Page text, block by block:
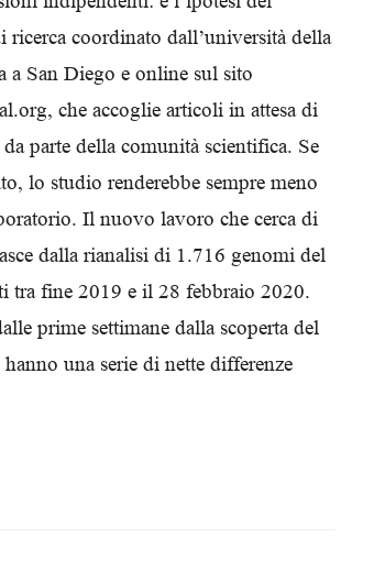
ricerca coordinato dall’università della
a San Diego e online sul sito
che accoglie articoli in attesa di
parte della comunità scientifica. Se
lo studio renderebbe sempre meno
Il nuovo lavoro che cerca di
dalla rianalisi di 1.716 genomi del
tra fine 2019 e il 28 febbraio 2020.
prime settimane dalla scoperta del
una serie di nette differenze